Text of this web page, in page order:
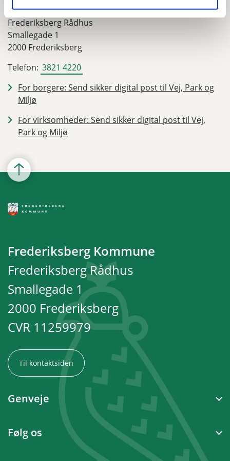
Adresse
Frederiksberg Rådhus
Smallegade 1
2000 Frederiksberg
Telefon: 3821 4220
For borgere: Send sikker digital post til Vej, Park og
Miljø
For virksomheder: Send sikker digital post til Vej,
Park og Miljø
Frederiksberg Kommune
Frederiksberg Rådhus
Smallegade 1
2000 Frederiksberg
CVR 11259979
Til kontaktsiden
Genveje
Følg os